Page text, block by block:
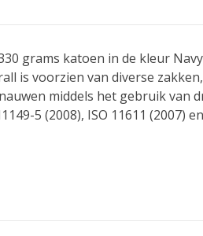
grams katoen in de kleur
is voorzien van diverse
middels het gebruik van
5 (2008), ISO 11611 (2007)